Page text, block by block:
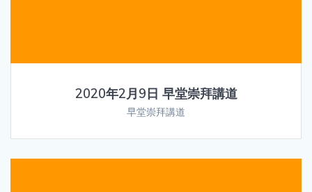
2020年2月9日 早堂崇拜講道
早堂崇拜講道